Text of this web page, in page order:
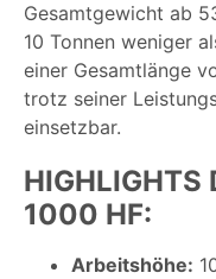
Gesamtgewicht ab
10 Tonnen weniger
einer Gesamtlänge
trotz seiner
einsetzbar.
HIGHLIGHTS
1000 HF:
Arbeitshöhe: